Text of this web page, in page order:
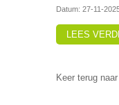
Datum: 27-11-
LEES
Keer terug